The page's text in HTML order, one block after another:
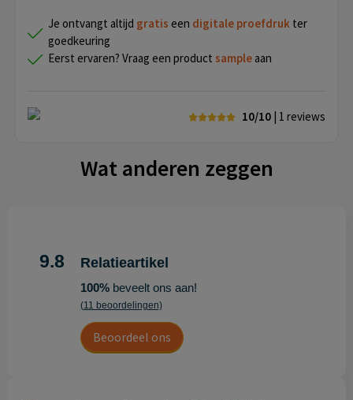
Je ontvangt altijd gratis een digitale proefdruk ter
goedkeuring
Eerst ervaren? Vraag een product sample aan
10/10 | 1 reviews
Wat anderen zeggen
9.8 Relatieartikel
100%beveelt ons aan!
(11 beoordelingen)
Beoordeel ons